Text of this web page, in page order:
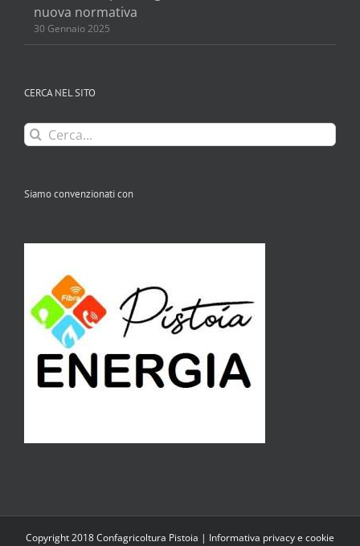
nuova normativa
30 Gennaio 2025
CERCA NEL SITO
Cerca
per:
Siamo convenzionati con
Copyright 2018 Confagricoltura Pistoia | Informativa privacy e cookie